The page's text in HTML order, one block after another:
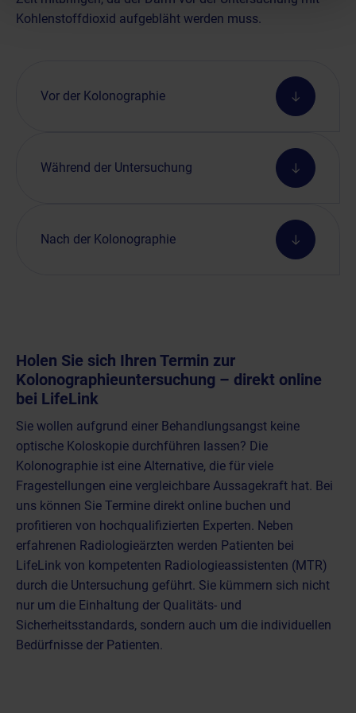
Kohlenstoffdioxid aufgebläht werden muss.
Vor der Kolonographie
Während der Untersuchung
Nach der Kolonographie
Holen Sie sich Ihren Termin zur
Kolonographieuntersuchung – direkt online
bei LifeLink
Sie wollen aufgrund einer Behandlungsangst keine
optische Koloskopie durchführen lassen? Die
Kolonographie ist eine Alternative, die für viele
Fragestellungen eine vergleichbare Aussagekraft hat. Bei
uns können Sie Termine direkt online buchen und
profitieren von hochqualifizierten Experten. Neben
erfahrenen Radiologieärzten werden Patienten bei
LifeLink von kompetenten Radiologieassistenten (MTR)
durch die Untersuchung geführt. Sie kümmern sich nicht
nur um die Einhaltung der Qualitäts- und
Sicherheitsstandards, sondern auch um die individuellen
Bedürfnisse der Patienten.